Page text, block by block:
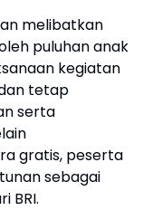
melibatkan
puluhan anak
kegiatan
tetap
serta
gratis, peserta
sebagai
BRI.